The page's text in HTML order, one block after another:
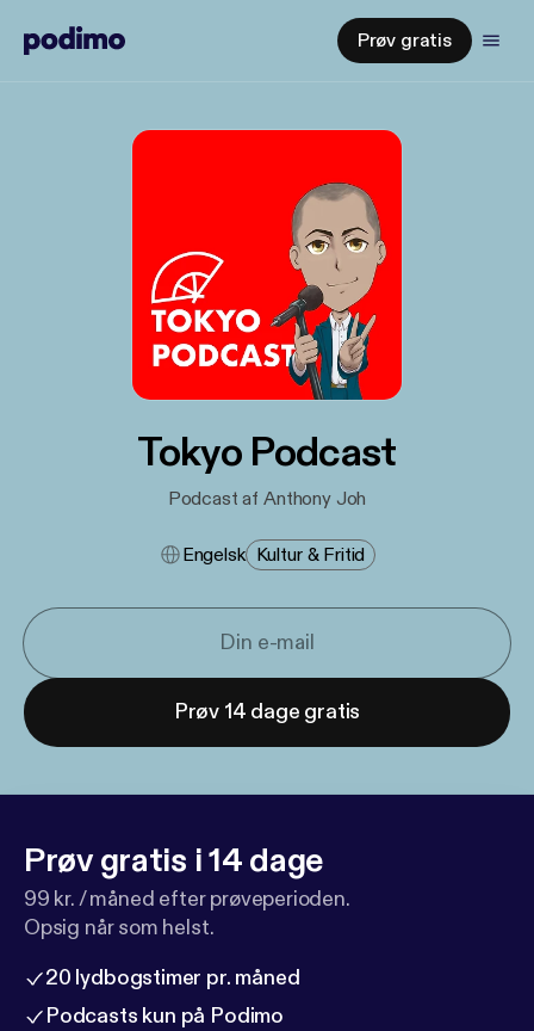
Prøv gratis
Tokyo Podcast
Podcast af Anthony Joh
Engelsk Kultur & Fritid
Prøv 14 dage gratis
Prøv gratis i 14 dage
99 kr. / måned efter prøveperioden.
Opsig når som helst.
20 lydbogstimer pr. måned
Podcasts kun på Podimo